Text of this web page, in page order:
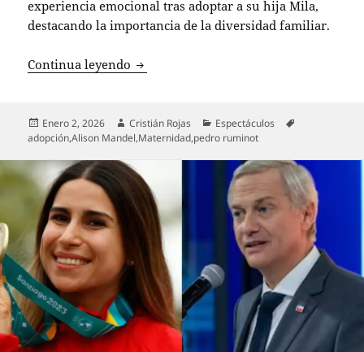
experiencia emocional tras adoptar a su hija Mila,
destacando la importancia de la diversidad familiar.
Continua leyendo Alison Mandel comparte emotivo
Publicado
el
Enero 2, 2026 Autor
Cristián Rojas Categorías
Espectáculos
adopción,Alison Mandel,Maternidad,pedro ruminot